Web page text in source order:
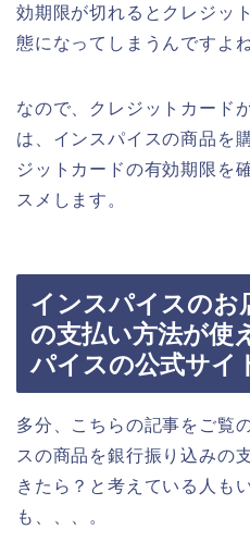
効期限が切れるとクレジッ
態になってしまうんですよ
なので、クレジットカード
は、インスパイスの商品を
ジットカードの有効期限を
スメします。
インスパイスのお
の支払い方法が使
パイスの公式サイ
多分、こちらの記事をご覧
スの商品を銀行振り込みの
きたら？と考えている人も
も、、、。